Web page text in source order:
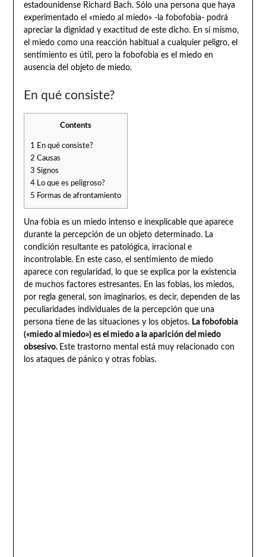
estadounidense Richard Bach. Sólo una persona que haya
experimentado el «miedo al miedo» -la fobofobia- podrá
apreciar la dignidad y exactitud de este dicho. En sí mismo,
el miedo como una reacción habitual a cualquier peligro, el
sentimiento es útil, pero la fobofobia es el miedo en
ausencia del objeto de miedo.
En qué consiste?
Contents
1 En qué consiste?
2 Causas
3 Signos
4Lo que es peligroso?
5 Formas de afrontamiento
Una fobia es un miedo intenso e inexplicable que aparece
durante la percepción de un objeto determinado. La
condición resultante es patológica, irracional e
incontrolable. En este caso, el sentimiento de miedo
aparece con regularidad, lo que se explica por la existencia
de muchos factores estresantes. En las fobias, los miedos,
por regla general, son imaginarios, es decir, dependen de las
peculiaridades individuales de la percepción que una
persona tiene de las situaciones y los objetos. La fobofobia
(«miedo al miedo») es el miedo a la aparición del miedo
obsesivo. Este trastorno mental está muy relacionado con
los ataques de pánico y otras fobias.